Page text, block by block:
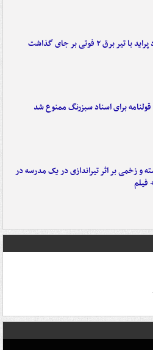
با تیر برق ۲ فوتی بر جای گذاشت
برای اسناد سبزرنگ ممنوع شد
و زخمی بر اثر تیراندازی در یک مدرسه در
فیلم